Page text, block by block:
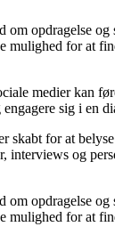
opdragelse
for at
medier kan
sig i en
skabt for at
interviews og
opdragelse
for at